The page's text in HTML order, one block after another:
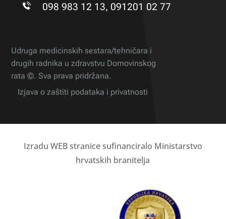
098 983 12 13, 091201 02 77
Udruga medicinskih sestara/tehničara i
drugih radnika u zdravstvu Domovinskog
rata ©. Sva prava pridržana.
Izjava o zaštiti podataka i privatnosti
Izradu WEB stranice sufinanciralo Ministarstvo
hrvatskih branitelja